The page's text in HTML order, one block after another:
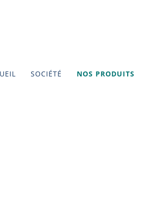
SOCIÉTÉ NOS PRODUITS